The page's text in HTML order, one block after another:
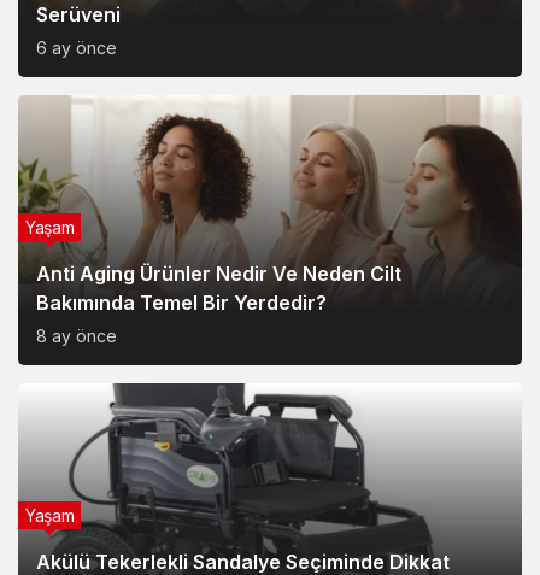
Serüveni
6 ay önce
Anti Aging Ürünler Nedir Ve Neden Cilt
Bakımında Temel Bir Yerdedir?
8 ay önce
Yaşam
Akülü Tekerlekli Sandalye Seçiminde Dikkat
Yaşam